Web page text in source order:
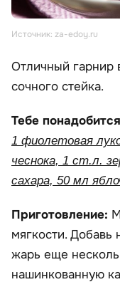
Источник: za-edoy.ru
Отличный гарнир
сочного стейка.
Тебе
1 фиолетовая
чеснока, 1 ст.л.
сахара, 50 мл
Приготовление:
мягкости. Добавь
жарь еще
нашинкованную